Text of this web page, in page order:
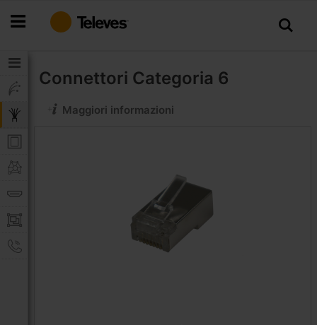
al
Connettori Categoria 6
Maggiori informazioni